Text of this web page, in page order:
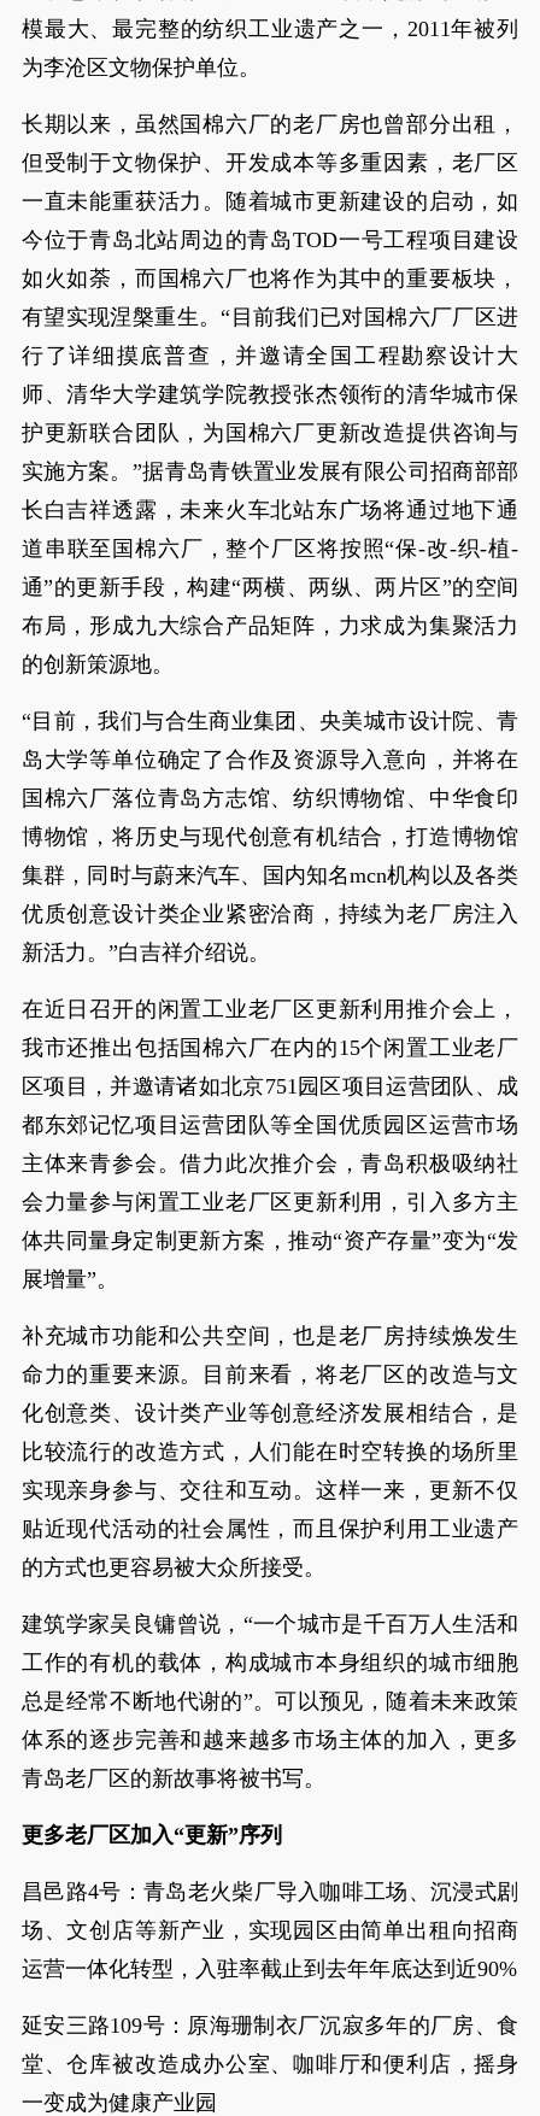
模最大、最完整的纺织工业遗产之一，2011年被列
为李沧区文物保护单位。
长期以来，虽然国棉六厂的老厂房也曾部分出租，
但受制于文物保护、开发成本等多重因素，老厂区
一直未能重获活力。随着城市更新建设的启动，如
今位于青岛北站周边的青岛TOD一号工程项目建设
如火如荼，而国棉六厂也将作为其中的重要板块，
有望实现涅槃重生。“目前我们已对国棉六厂厂区进
行了详细摸底普查，并邀请全国工程勘察设计大
师、清华大学建筑学院教授张杰领衔的清华城市保
护更新联合团队，为国棉六厂更新改造提供咨询与
实施方案。”据青岛青铁置业发展有限公司招商部部
长白吉祥透露，未来火车北站东广场将通过地下通
道串联至国棉六厂，整个厂区将按照“保-改-织-植-
通”的更新手段，构建“两横、两纵、两片区”的空间
布局，形成九大综合产品矩阵，力求成为集聚活力
的创新策源地。
“目前，我们与合生商业集团、央美城市设计院、青
岛大学等单位确定了合作及资源导入意向，并将在
国棉六厂落位青岛方志馆、纺织博物馆、中华食印
博物馆，将历史与现代创意有机结合，打造博物馆
集群，同时与蔚来汽车、国内知名mcn机构以及各类
优质创意设计类企业紧密洽商，持续为老厂房注入
新活力。”白吉祥介绍说。
在近日召开的闲置工业老厂区更新利用推介会上，
我市还推出包括国棉六厂在内的15个闲置工业老厂
区项目，并邀请诸如北京751园区项目运营团队、成
都东郊记忆项目运营团队等全国优质园区运营市场
主体来青参会。借力此次推介会，青岛积极吸纳社
会力量参与闲置工业老厂区更新利用，引入多方主
体共同量身定制更新方案，推动“资产存量”变为“发
展增量”。
补充城市功能和公共空间，也是老厂房持续焕发生
命力的重要来源。目前来看，将老厂区的改造与文
化创意类、设计类产业等创意经济发展相结合，是
比较流行的改造方式，人们能在时空转换的场所里
实现亲身参与、交往和互动。这样一来，更新不仅
贴近现代活动的社会属性，而且保护利用工业遗产
的方式也更容易被大众所接受。
建筑学家吴良镛曾说，“一个城市是千百万人生活和
工作的有机的载体，构成城市本身组织的城市细胞
总是经常不断地代谢的”。可以预见，随着未来政策
体系的逐步完善和越来越多市场主体的加入，更多
青岛老厂区的新故事将被书写。
更多老厂区加入“更新”序列
昌邑路4号：青岛老火柴厂导入咖啡工场、沉浸式剧
场、文创店等新产业，实现园区由简单出租向招商
运营一体化转型，入驻率截止到去年年底达到近90%
延安三路109号：原海珊制衣厂沉寂多年的厂房、食
堂、仓库被改造成办公室、咖啡厅和便利店，摇身
一变成为健康产业园